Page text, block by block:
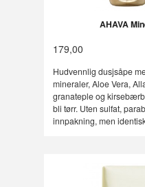
AHAVA
179,00
Hudvennlig dusjsåpe
mineraler, Aloe Vera,
granateple og
bli tørr. Uten sulfat,
innpakning, men